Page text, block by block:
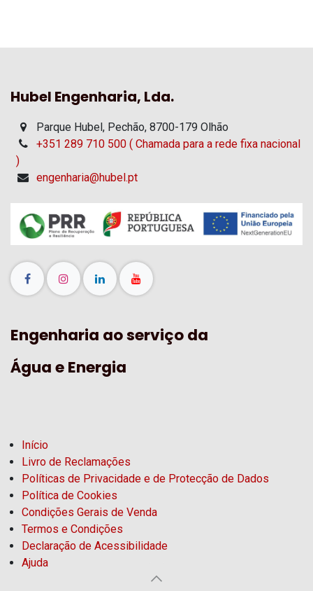
Hubel Engenharia, Lda.
Parque Hubel, Pechão, 8700-179 Olhão
+351 289 710 500 ( Chamada para a rede fixa nacional
)
engenharia@hubel.pt
Engenharia ao serviço da
Água e Energia
Início
Livro de Reclamações
Políticas de Privacidade e de Protecção de Dados
Política de Cookies
Condições Gerais de Venda
Termos e Condições
Declaração de Acessibilidade
Ajuda